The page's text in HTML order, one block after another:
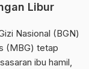
Libur
Nasional (BGN)
(MBG) tetap
ibu hamil,